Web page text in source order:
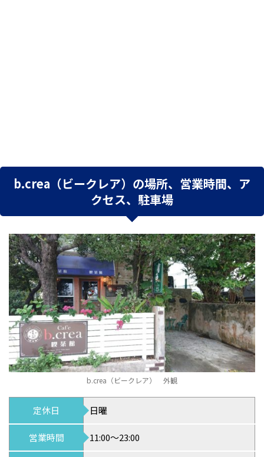
b.crea（ビークレア）の場所、営業時間、ア
クセス、駐車場
b.crea（ビークレア） 外観
定休日 日曜
営業時間 11:00～23:00